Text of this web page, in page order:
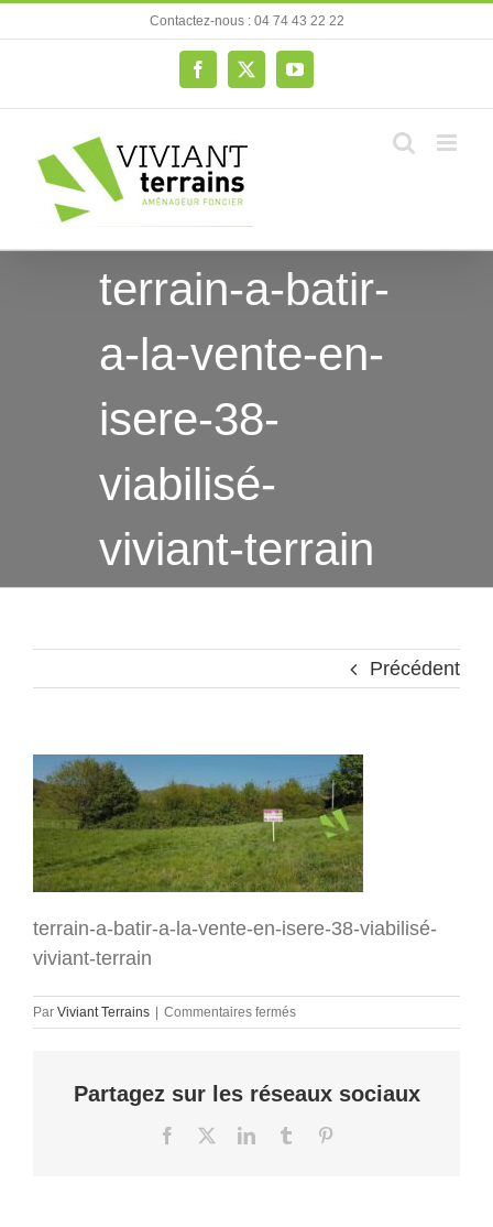
au
Contactez-nous : 04 74 43 22 22
Facebook
X YouTube
terrain-a-batir-
a-la-vente-en-
isere-38-
viabilisé-
viviant-terrain
Précédent
terrain-a-batir-a-la-vente-en-isere-38-viabilisé-
viviant-terrain
Par Viviant Terrains Commentaires ferméssur
terrain-
a-
vente-
Partagez sur les réseaux sociaux
Facebook LinkedInTumblr